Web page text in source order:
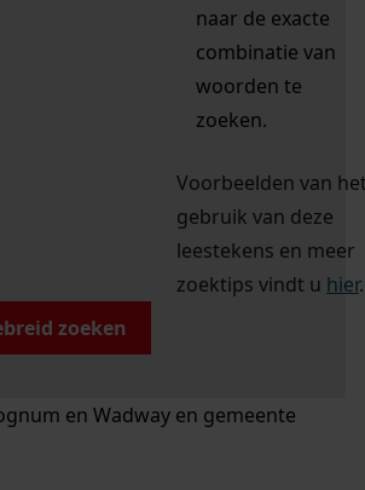
naar de exacte
combinatie van
woorden te
zoeken.
Voorbeelden van
gebruik van deze
leestekens en meer
zoektips vindt u hier.
zoeken
en Wadway en gemeente